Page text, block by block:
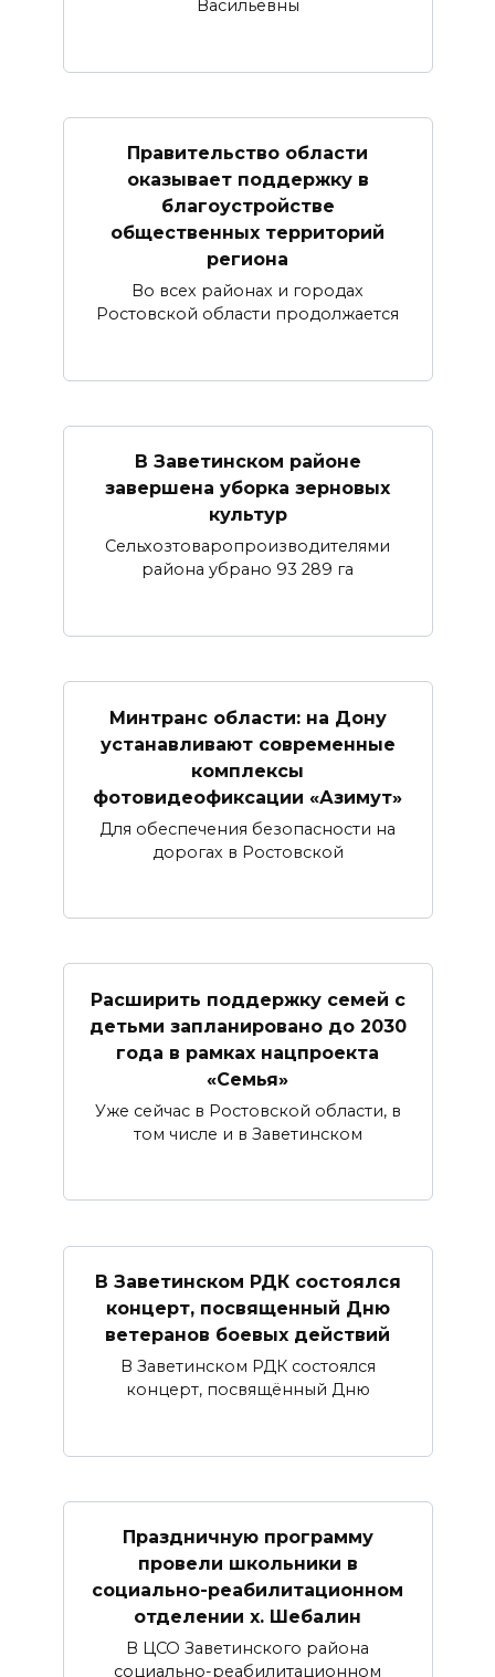
Васильевны
Правительство области
оказывает поддержку в
благоустройстве
общественных территорий
региона
Во всех районах и городах
Ростовской области продолжается
В Заветинском районе
завершена уборка зерновых
культур
Сельхозтоваропроизводителями
района убрано 93 289 га
Минтранс области: на Дону
устанавливают современные
комплексы
фотовидеофиксации «Азимут»
Для обеспечения безопасности на
дорогах в Ростовской
Расширить поддержку семей с
детьми запланировано до 2030
года в рамках нацпроекта
«Семья»
Уже сейчас в Ростовской области, в
том числе и в Заветинском
В Заветинском РДК состоялся
концерт, посвященный Дню
ветеранов боевых действий
В Заветинском РДК состоялся
концерт, посвящённый Дню
Праздничную программу
провели школьники в
социально-реабилитационном
отделении х. Шебалин
В ЦСО Заветинского района
социально-реабилитационном